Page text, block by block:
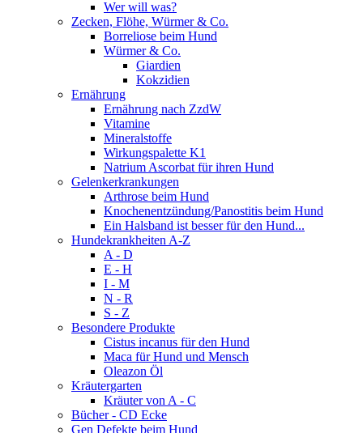
Wer will was?
Zecken, Flöhe, Würmer & Co.
Borreliose beim Hund
Würmer & Co.
Giardien
Kokzidien
Ernährung
Ernährung nach ZzdW
Vitamine
Mineralstoffe
Wirkungspalette K1
Natrium Ascorbat für ihren Hund
Gelenkerkrankungen
Arthrose beim Hund
Knochenentzündung/Panostitis beim Hund
Ein Halsband ist besser für den Hund...
Hundekrankheiten A-Z
A - D
E - H
I - M
N - R
S - Z
Besondere Produkte
Cistus incanus für den Hund
Maca für Hund und Mensch
Oleazon Öl
Kräutergarten
Kräuter von A - C
Bücher - CD Ecke
Gen Defekte beim Hund